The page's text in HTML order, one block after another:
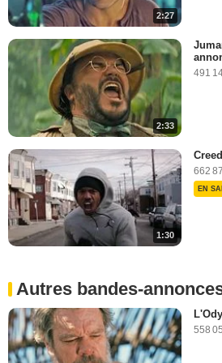
3:15
2:27
2:33
491
1:30
662
EN
Autres bandes-
558